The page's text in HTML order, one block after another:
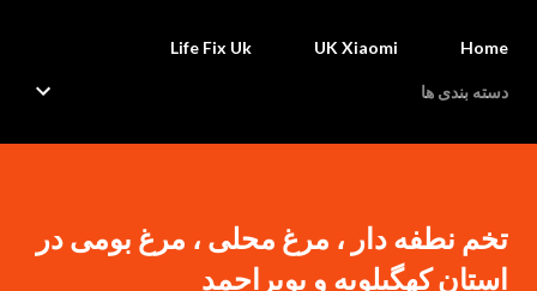
Home
UK Xiaomi
Life Fix Uk
دسته بندی ها
تخم نطفه دار ، مرغ محلی ، مرغ بومی در
استان کهگیلویه و بویراحمد